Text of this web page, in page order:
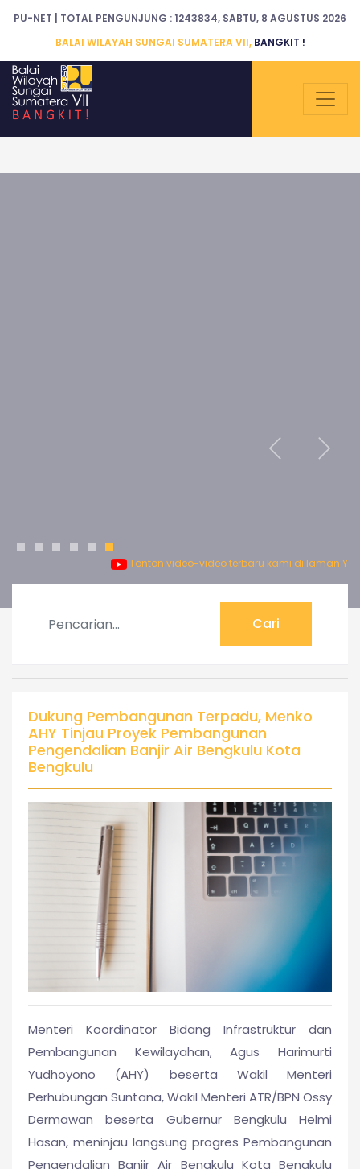
PU-NET | TOTAL PENGUNJUNG : 1243834, SABTU, 8 AGUSTUS 2026
BALAI WILAYAH SUNGAI SUMATERA VII, BANGKIT !
1 2 3 4 5 6
Tonton video-video terbaru kami
Cari
Dukung Pembangunan Terpadu, Menko
AHY Tinjau Proyek Pembangunan
Pengendalian Banjir Air Bengkulu Kota
Bengkulu
Menteri Koordinator Bidang Infrastruktur dan
Pembangunan Kewilayahan, Agus Harimurti
Yudhoyono (AHY) beserta Wakil Menteri
Perhubungan Suntana, Wakil Menteri ATR/BPN Ossy
Dermawan beserta Gubernur Bengkulu Helmi
Hasan, meninjau langsung progres Pembangunan
Pengendalian Banjir Air Bengkulu Kota Bengkulu